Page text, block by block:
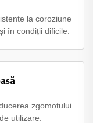
la coroziune
în condiții dificile.
zgomotului
utilizare.